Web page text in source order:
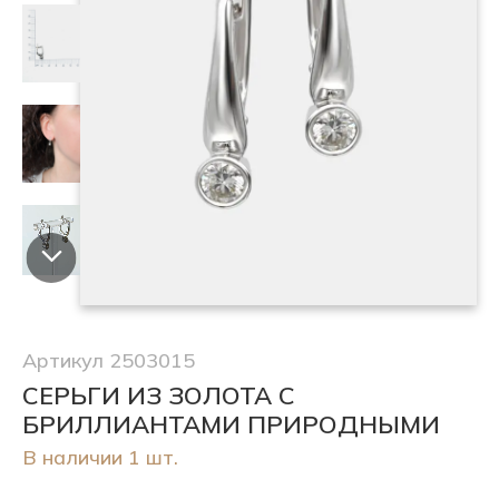
Артикул 2503015
СЕРЬГИ ИЗ ЗОЛОТА С
БРИЛЛИАНТАМИ ПРИРОДНЫМИ
В наличии 1 шт.